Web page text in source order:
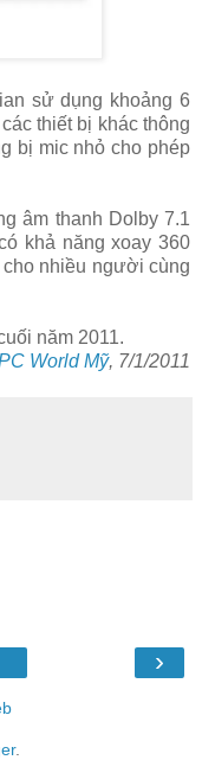
sử dụng khoảng 6
thiết bị khác thông
bị mic nhỏ cho phép
âm thanh Dolby 7.1
khả năng xoay 360
nhiều người cùng
năm 2011.
World Mỹ, 7/1/2011
›
.